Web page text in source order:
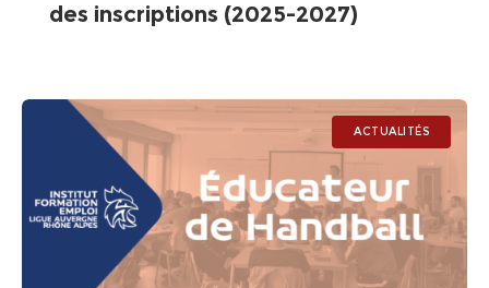
des inscriptions (2025-2027)
ACTUALITÉS